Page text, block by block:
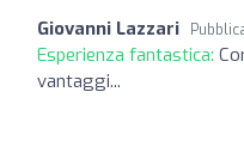
Giovanni Lazzari
Esperienza fantastica:
vantaggi...